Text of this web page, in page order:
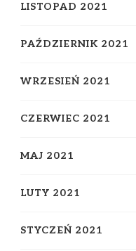
LISTOPAD 2021
PAŹDZIERNIK 2021
WRZESIEŃ 2021
CZERWIEC 2021
MAJ 2021
LUTY 2021
STYCZEŃ 2021